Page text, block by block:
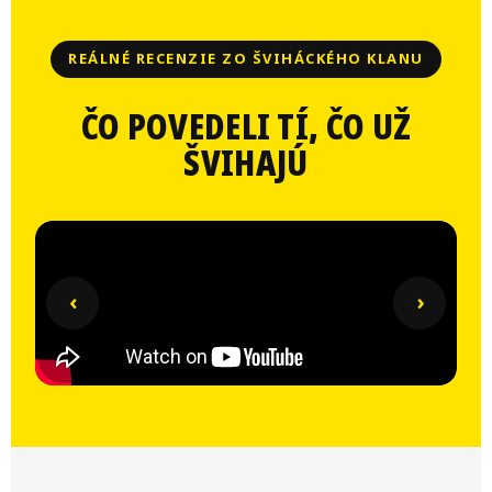
REÁLNÉ RECENZIE ZO ŠVIHÁCKÉHO KLANU
ČO POVEDELI TÍ, ČO UŽ
ŠVIHAJÚ
‹ ›